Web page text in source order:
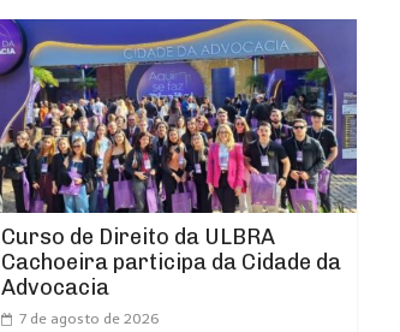
Curso de Direito da ULBRA
Cachoeira participa da Cidade da
Advocacia
7 de agosto de 2026